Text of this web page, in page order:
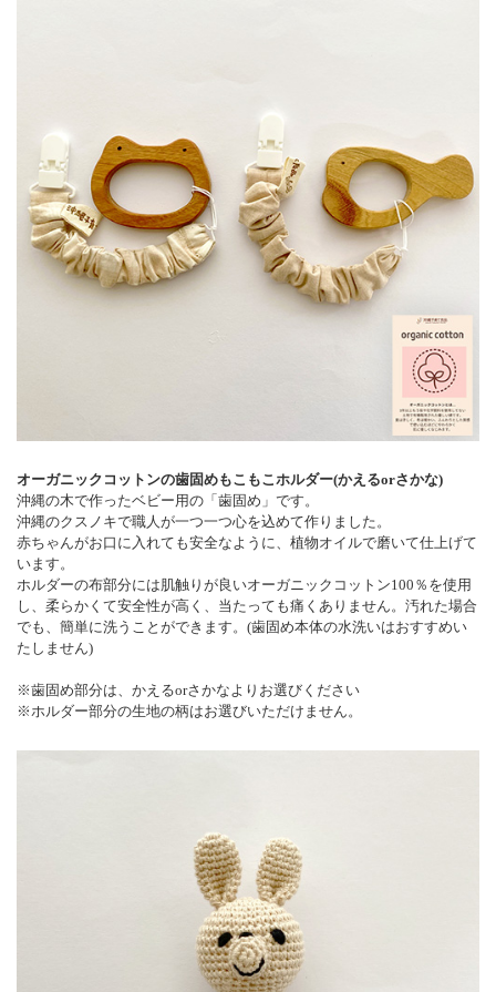
オーガニックコットンの歯固めもこもこホルダー(かえるorさかな)
沖縄の木で作ったベビー用の「歯固め」です。
沖縄のクスノキで職人が一つ一つ心を込めて作りました。
赤ちゃんがお口に入れても安全なように、植物オイルで磨いて仕上げて
います。
ホルダーの布部分には肌触りが良いオーガニックコットン100％を使用
し、柔らかくて安全性が高く、当たっても痛くありません。汚れた場合
でも、簡単に洗うことができます。(歯固め本体の水洗いはおすすめい
たしません)
※歯固め部分は、かえるorさかなよりお選びください
※ホルダー部分の生地の柄はお選びいただけません。